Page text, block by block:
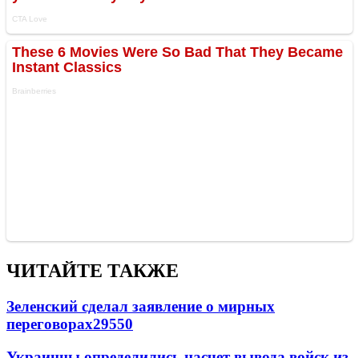
ЧИТАЙТЕ ТАКЖЕ
Зеленский сделал заявление о мирных
переговорах29550